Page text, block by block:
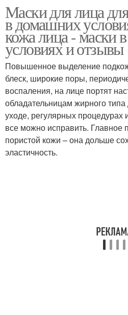
Маски от прыщей
Маска с медом
Маска для жирного
лица
Маски для лица
в домашних
кожа лица - маски
условиях и отзывы
Повышенное выделение
блеск, широкие поры,
воспаления, на лице портят
обладательницам жирного
уходе, регулярных процедурах
все можно исправить.
пористой кожи – она дольше
эластичность.